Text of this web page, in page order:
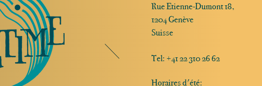
Rue Etienne-Dumont 18,
1204 Genève
Suisse
Tel: +41 22 310 26 62
Horaires d'été: